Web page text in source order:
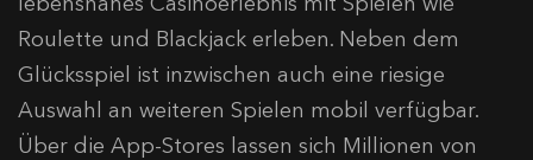
Roulette und Blackjack erleben. Neben dem
Glücksspiel ist inzwischen auch eine riesige
Auswahl an weiteren Spielen mobil verfügbar.
Über die App-Stores lassen sich Millionen von